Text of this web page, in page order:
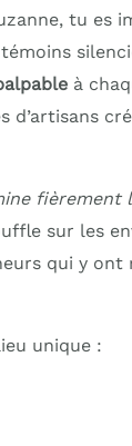
tu es
à
d’artisans
fièrement
sur les
qui y ont
unique :